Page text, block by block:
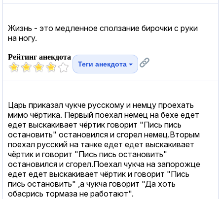
Жизнь - это медленное сползание бирочки с руки
на ногу.
Рейтинг анекдота
Теги анекдота
Царь приказал чукче русскому и немцу проехать
мимо чёртика. Первый поехал немец на бехе едет
едет выскакивает чёртик говорит "Пись пись
остановить" остановился и сгорел немец.Вторым
поехал русский на танке едет едет выскакивает
чёртик и говорит "Пись пись остановить"
остановился и сгорел.Поехал чукча на запорожце
едет едет выскакивает чёртик и говорит "Пись
пись остановить" ,а чукча говорит "Да хоть
обасрись тормаза не работают".